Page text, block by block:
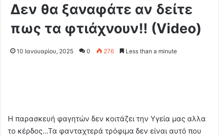
Δεν θα ξαναφάτε αν δείτε
πως τα φτιάχνουν!! (Video)
10 Ιανουαρίου, 2025 0 276 Less than a minute
Η παρασκευή φαγητών δεν κοιτάζει την Υγεία μας αλλα
το κέρδος…Τα φανταχτερά τρόφιμα δεν είναι αυτό που